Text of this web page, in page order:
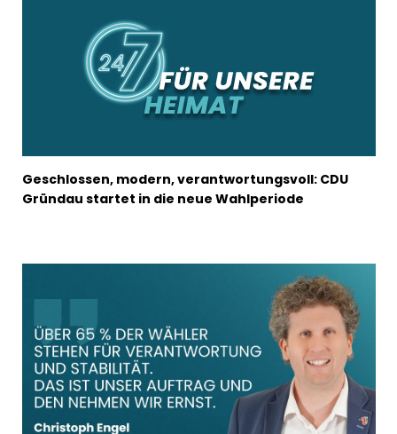
Geschlossen, modern, verantwortungsvoll: CDU
Gründau startet in die neue Wahlperiode